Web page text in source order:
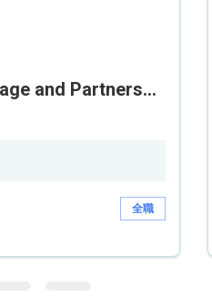
Manager, Card Usage and Partnership
全職